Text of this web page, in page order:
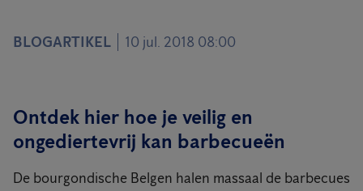
BLOGARTIKEL 10 jul. 2018 08:00
Ontdek hier hoe je veilig en
ongediertevrij kan barbecueën
De bourgondische Belgen halen massaal de barbecues